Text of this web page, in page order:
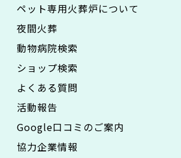
ペット専用火葬炉について
夜間火葬
動物病院検索
ショップ検索
よくある質問
活動報告
Google口コミのご案内
協力企業情報